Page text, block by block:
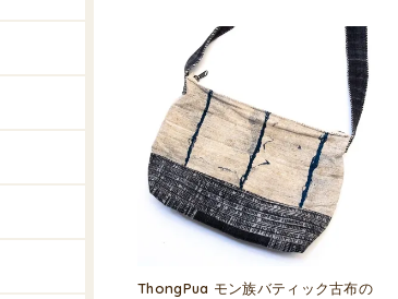
ThongPua モン族バティック古布の